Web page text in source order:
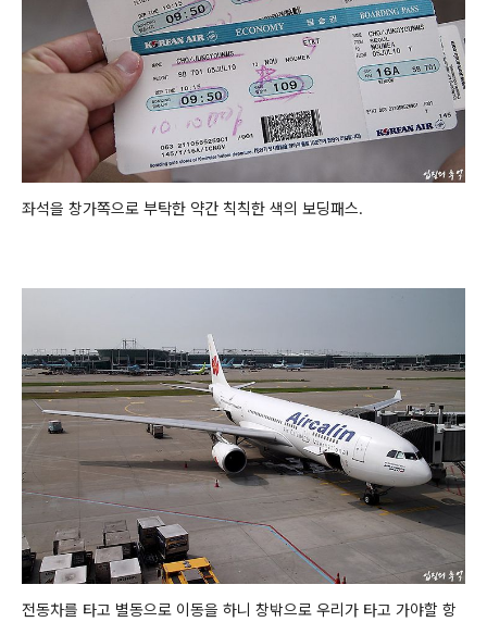
좌석을 창가쪽으로 부탁한 약간 칙칙한 색의 보딩패스.
전동차를 타고 별동으로 이동을 하니 창밖으로 우리가 타고 가야할 항